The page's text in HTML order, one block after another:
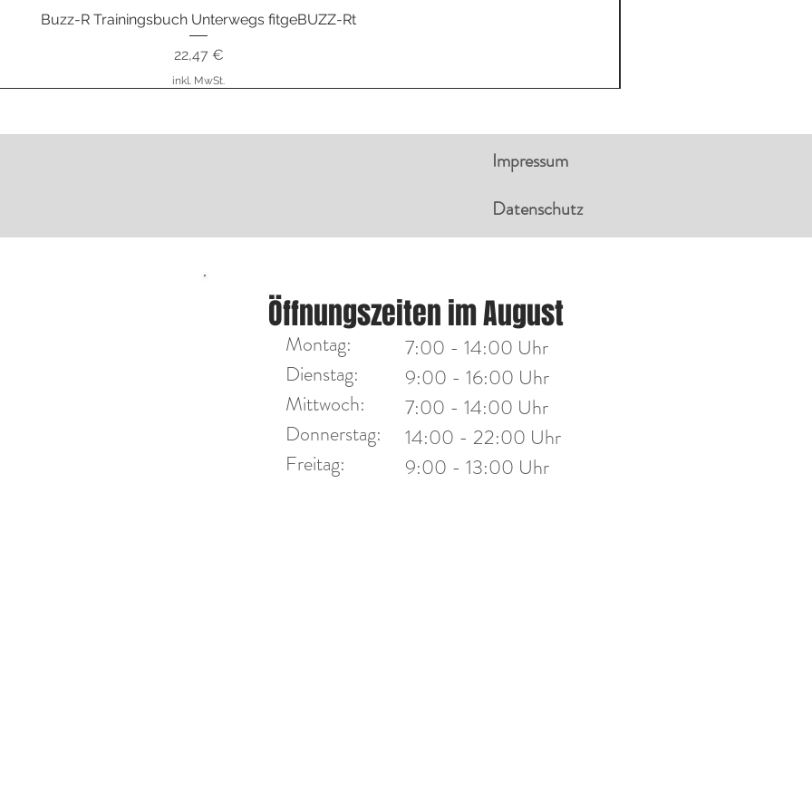
Schnellansicht
Buzz-R Trainingsbuch Unterwegs fitgeBUZZ-Rt
Preis
22,47 €
inkl. MwSt.
Impressum
Datenschutz
Dienstag
Mittwoch
Donnerstag
Freitag
14:00 - 18:00 Uhr
14:00 - 18:00 Uhr
14:00 - 19:30 Uhr
10:00 - 13:00 Uhr
Öffnungszeiten im August
Montag:
Dienstag:
Mittwoch:​
Donnerstag:
Freitag:
7:00 - 14:00 Uhr
9:00 - 16:00 Uhr
7:00 - 14:00 Uhr
14:00 - 22:00 Uhr
9:00 - 13:00 Uhr